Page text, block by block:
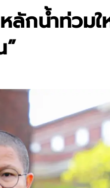
ลักน้ำท่วม